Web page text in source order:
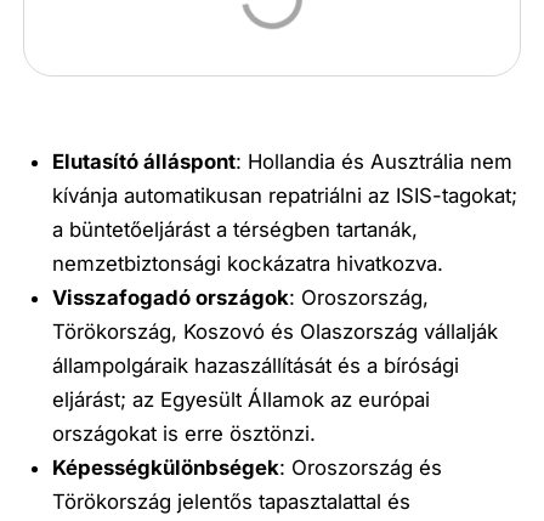
Elutasító álláspont: Hollandia és Ausztrália nem
kívánja automatikusan repatriálni az ISIS-tagokat;
a büntetőeljárást a térségben tartanák,
nemzetbiztonsági kockázatra hivatkozva.
Visszafogadó országok: Oroszország,
Törökország, Koszovó és Olaszország vállalják
állampolgáraik hazaszállítását és a bírósági
eljárást; az Egyesült Államok az európai
országokat is erre ösztönzi.
Képességkülönbségek: Oroszország és
Törökország jelentős tapasztalattal és